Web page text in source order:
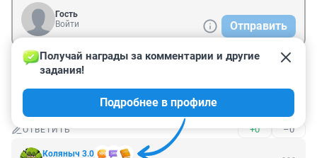
Гость
Войти
Отправить
Гость
Не проще ли котенка забрать?
ОТВЕТИТЬ +0 –0
Коляныч 3.0
Получай награды за комментарии и другие
задания!
Подробнее в профиле